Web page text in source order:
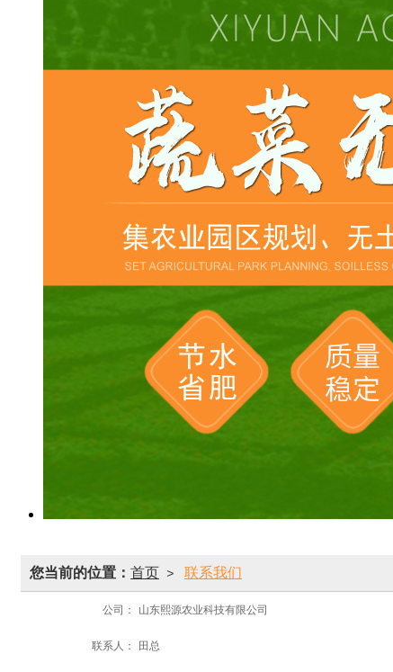
您当前的位置： 首页 > 联系我们
公司： 山东熙源农业科技有限公司
联系人： 田总